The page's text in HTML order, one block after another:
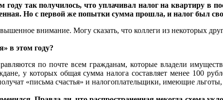
так получилось, что уплачивал налог на квартиру в
Но с первой же попытки сумма прошла, и налог был
внимание. Могу сказать, что коллеги из некоторых
в этом году?
по почте всем гражданам, которые владели
у которых общая сумма налога составляет менее 100
«письма счастья» и налогоплательщики, имеющие